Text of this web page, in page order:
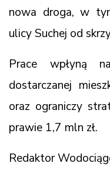
nowa droga, w
ulicy Suchej od
Prace wpłyną
dostarczanej
oraz ograniczy
prawie 1,7 mln zł.
Redaktor